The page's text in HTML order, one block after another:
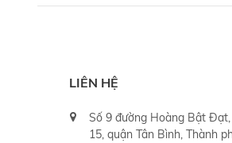
LIÊN HỆ
Số 9 đường Hoàng Bật
15, quận Tân Bình, Thành